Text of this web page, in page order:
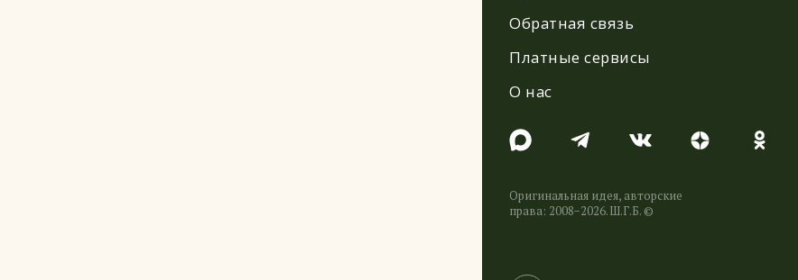
Обратная связь
Платные сервисы
О нас
Оригинальная идея, авторские
права: 2008−2026. Ш.Г.Б. ©